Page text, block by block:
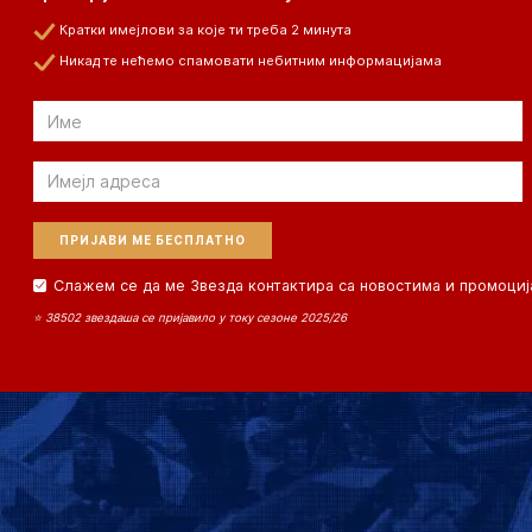
Кратки имејлови за које ти треба 2 минута
Никад те нећемо спамовати небитним информацијама
Email
Email
Слажем се да ме Звезда контактира са новостима и
⭐ 38502 звездаша се пријавило у току сезоне 2025/26